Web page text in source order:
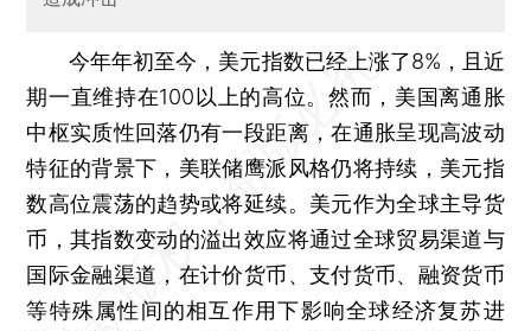
今年年初至今，美元指数已经上涨了8%，且近
期一直维持在100以上的高位。然而，美国离通胀
中枢实质性回落仍有一段距离，在通胀呈现高波动
特征的背景下，美联储鹰派风格仍将持续，美元指
数高位震荡的趋势或将延续。美元作为全球主导货
币，其指数变动的溢出效应将通过全球贸易渠道与
国际金融渠道，在计价货币、支付货币、融资货币
等特殊属性间的相互作用下影响全球经济复苏进